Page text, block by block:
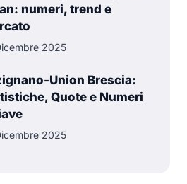
numeri, trend e
2025
Union Brescia:
Quote e Numeri
2025